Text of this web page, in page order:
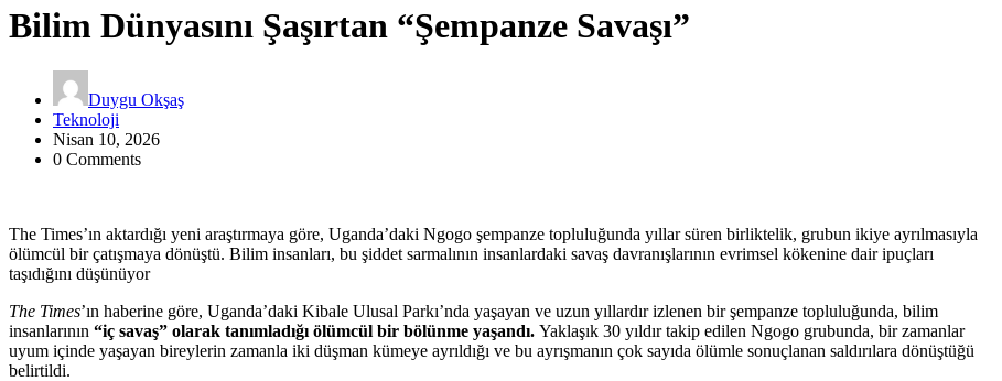
Bilim Dünyasını Şaşırtan “Şempanze Savaşı”
Duygu Okşaş
Teknoloji
Nisan 10, 2026
0 Comments
The Times’ın aktardığı yeni araştırmaya göre, Uganda’daki Ngogo şempanze topluluğunda yıllar süren birliktelik, grubun ikiye ayrılmasıyla
ölümcül bir çatışmaya dönüştü. Bilim insanları, bu şiddet sarmalının insanlardaki savaş davranışlarının evrimsel kökenine dair ipuçları
taşıdığını düşünüyor
The Times’ın haberine göre, Uganda’daki Kibale Ulusal Parkı’nda yaşayan ve uzun yıllardır izlenen bir şempanze topluluğunda, bilim
insanlarının “iç savaş” olarak tanımladığı ölümcül bir bölünme yaşandı. Yaklaşık 30 yıldır takip edilen Ngogo grubunda, bir zamanlar
uyum içinde yaşayan bireylerin zamanla iki düşman kümeye ayrıldığı ve bu ayrışmanın çok sayıda ölümle sonuçlanan saldırılara dönüştüğü
belirtildi.